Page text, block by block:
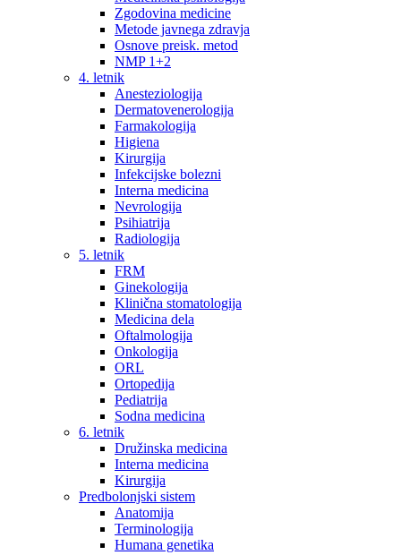
Zgodovina medicine
Metode javnega zdravja
Osnove preisk. metod
NMP 1+2
4. letnik
Anesteziologija
Dermatovenerologija
Farmakologija
Higiena
Kirurgija
Infekcijske bolezni
Interna medicina
Nevrologija
Psihiatrija
Radiologija
5. letnik
FRM
Ginekologija
Klinična stomatologija
Medicina dela
Oftalmologija
Onkologija
ORL
Ortopedija
Pediatrija
Sodna medicina
6. letnik
Družinska medicina
Interna medicina
Kirurgija
Predbolonjski sistem
Anatomija
Terminologija
Humana genetika